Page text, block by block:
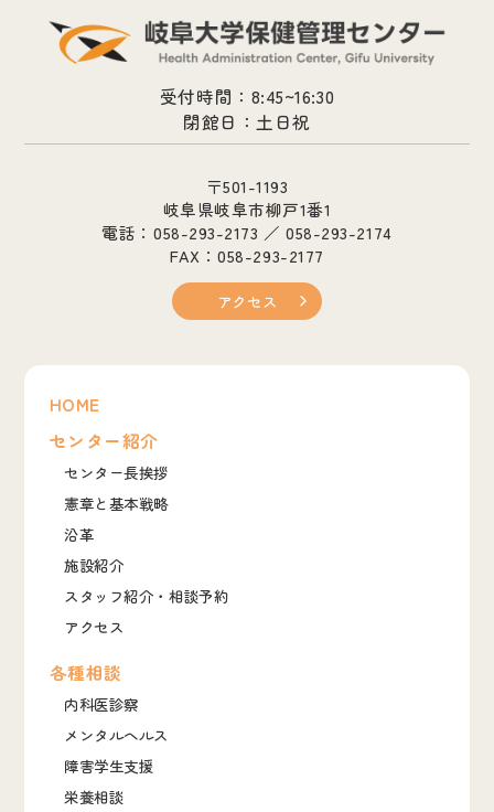
受付時間：8:45~16:30
閉館日：土日祝
〒501-1193
岐阜県岐阜市柳戸1番1
電話：058-293-2173 ／ 058-293-2174
FAX：058-293-2177
アクセス
HOME
センター紹介
センター長挨拶
憲章と基本戦略
沿革
施設紹介
スタッフ紹介・相談予約
アクセス
各種相談
内科医診察
メンタルヘルス
障害学生支援
栄養相談